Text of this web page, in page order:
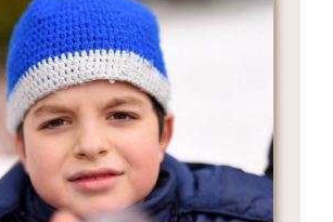
дървена картичка